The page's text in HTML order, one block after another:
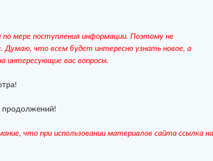
мере поступления информации. Поэтому не
Думаю, что всем будет интересно узнать новое, а
интересующие вас вопросы.
что при использовании материалов сайта ссылка на